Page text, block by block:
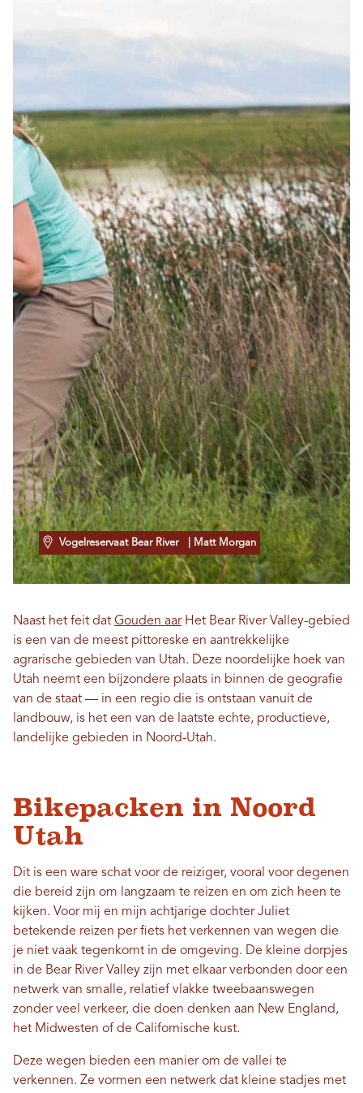
Vogelreservaat Bear River | Matt Morgan
Naast het feit dat Gouden aarHet Bear River Valley-gebied
is een van de meest pittoreske en aantrekkelijke
agrarische gebieden van Utah. Deze noordelijke hoek van
Utah neemt een bijzondere plaats in binnen de geografie
van de staat — in een regio die is ontstaan ​​vanuit de
landbouw, is het een van de laatste echte, productieve,
landelijke gebieden in Noord-Utah.
Bikepacken in Noord
Utah
Dit is een ware schat voor de reiziger, vooral voor degenen
die bereid zijn om langzaam te reizen en om zich heen te
kijken. Voor mij en mijn achtjarige dochter Juliet
betekende reizen per fiets het verkennen van wegen die
je niet vaak tegenkomt in de omgeving. De kleine dorpjes
in de Bear River Valley zijn met elkaar verbonden door een
netwerk van smalle, relatief vlakke tweebaanswegen
zonder veel verkeer, die doen denken aan New England,
het Midwesten of de Californische kust.
Deze wegen bieden een manier om de vallei te
verkennen. Ze vormen een netwerk dat kleine stadjes met